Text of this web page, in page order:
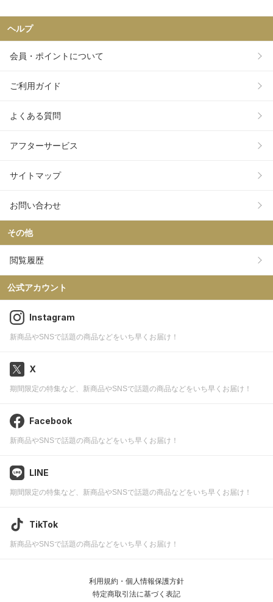
ヘルプ
会員・ポイントについて
ご利用ガイド
よくある質問
アフターサービス
サイトマップ
お問い合わせ
その他
閲覧履歴
公式アカウント
Instagram
新商品やSNSで話題の商品などをいち早くお届け！
X
期間限定の特集など、新商品やSNSで話題の商品などをいち早くお届け！
Facebook
新商品やSNSで話題の商品などをいち早くお届け！
LINE
期間限定の特集など、新商品やSNSで話題の商品などをいち早くお届け！
TikTok
新商品やSNSで話題の商品などをいち早くお届け！
利用規約・個人情報保護方針
特定商取引法に基づく表記